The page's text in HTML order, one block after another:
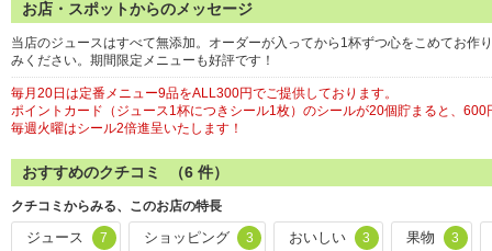
お店・スポットからのメッセージ
当店のジュースはすべて無添加。オーダーが入ってから1杯ずつ心をこめてお作
みください。期間限定メニューも好評です！
毎月20日は定番メニュー9品をALL300円でご提供しております。
ポイントカード（ジュース1杯につきシール1枚）のシールが20個貯まると、
毎週火曜はシール2倍進呈いたします！
おすすめのクチコミ （6 件）
クチコミからみる、このお店の特長
ジュース 7 ショッピング 3 おいしい 3 果物 3